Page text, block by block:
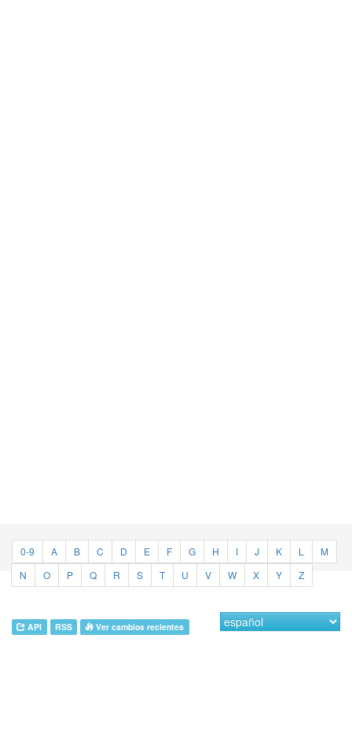
0-9 A B C D E F G H I J K L
M
N
O P Q R S T U V W X Y Z
API RSS Ver cambios recientes